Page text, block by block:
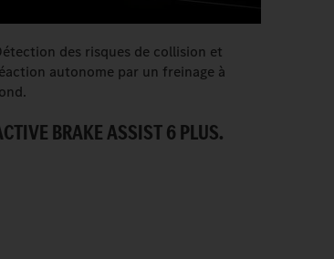
des risques de collision et
autonome par un freinage à
BRAKE ASSIST 6 PLUS.